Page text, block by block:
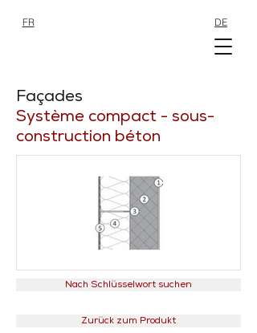
FR DE
Façades
Système compact - sous-
construction béton
Nach Schlüsselwort suchen
Zurück zum Produkt